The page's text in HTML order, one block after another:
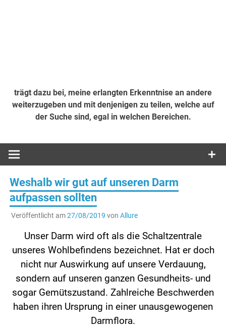
trägt dazu bei, meine erlangten Erkenntnise an andere
weiterzugeben und mit denjenigen zu teilen, welche auf
der Suche sind, egal in welchen Bereichen.
Weshalb wir gut auf unseren Darm
aufpassen sollten
Veröffentlicht am27/08/2019 von Allure
Unser Darm wird oft als die Schaltzentrale
unseres Wohlbefindens bezeichnet. Hat er doch
nicht nur Auswirkung auf unsere Verdauung,
sondern auf unseren ganzen Gesundheits- und
sogar Gemütszustand. Zahlreiche Beschwerden
haben ihren Ursprung in einer unausgewogenen
Darmflora.